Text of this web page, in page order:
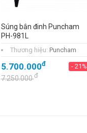
Súng bắn đinh Puncham
PH-981L
Thương hiệu: Puncham
5.700.000đ - 21%
7.250.000đ